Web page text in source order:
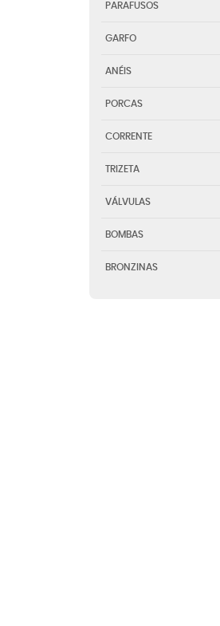
PARAFUSOS
GARFO
ANÉIS
PORCAS
CORRENTE
TRIZETA
VÁLVULAS
BOMBAS
BRONZINAS